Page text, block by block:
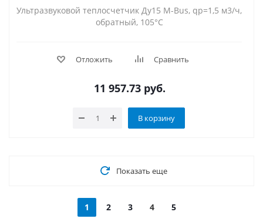
Ультразвуковой теплосчетчик Ду15 M-Bus, qp=1,5 м3/ч,
обратный, 105°C
Отложить Сравнить
11 957.73руб.
В корзину
Показать еще
1 2 3 4 5